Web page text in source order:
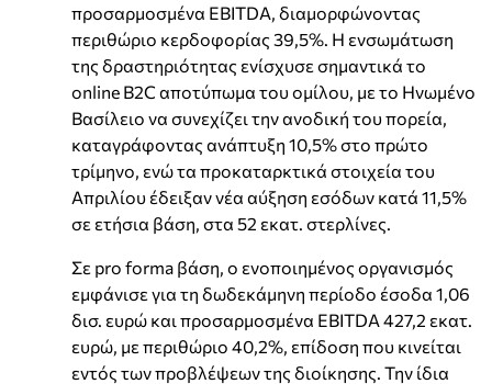
προσαρμοσμένα EBITDA, διαμορφώνοντας
περιθώριο κερδοφορίας 39,5%. Η ενσωμάτωση
της δραστηριότητας ενίσχυσε σημαντικά το
online B2C αποτύπωμα του ομίλου, με το Ηνωμένο
Βασίλειο να συνεχίζει την ανοδική του πορεία,
καταγράφοντας ανάπτυξη 10,5% στο πρώτο
τρίμηνο, ενώ τα προκαταρκτικά στοιχεία του
Απριλίου έδειξαν νέα αύξηση εσόδων κατά 11,5%
σε ετήσια βάση, στα 52 εκατ. στερλίνες.
Σε pro forma βάση, ο ενοποιημένος οργανισμός
εμφάνισε για τη δωδεκάμηνη περίοδο έσοδα 1,06
δισ. ευρώ και προσαρμοσμένα EBITDA 427,2 εκατ.
ευρώ, με περιθώριο 40,2%, επίδοση που κινείται
εντός των προβλέψεων της διοίκησης. Την ίδια